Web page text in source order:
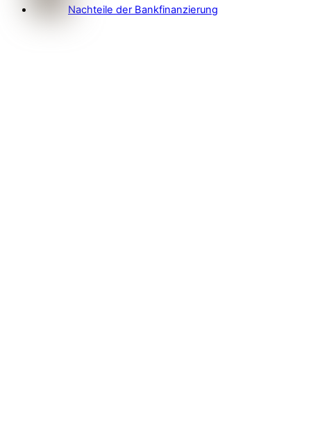
Nachteile der Bankfinanzierung